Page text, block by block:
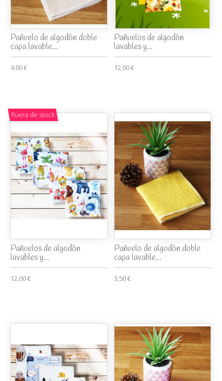
Pañuelo de algodón doble
capa lavable...
4,00 €
Pañuelos de algodón
lavables y...
12,00 €
Fuera de stock
Pañuelos de algodón
lavables y...
12,00 €
Pañuelo de algodón doble
capa lavable...
3,50 €